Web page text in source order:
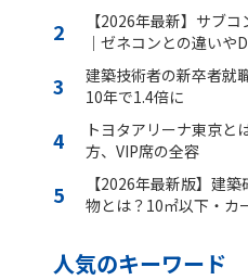
【2026年最新】サブ
｜ゼネコンとの違いや
建築技術者の新卒者就
10年で1.4倍に
トヨタアリーナ東京と
方、VIP席の全容
【2026年最新版】建
物とは？10㎡以下・カ
人気のキーワード